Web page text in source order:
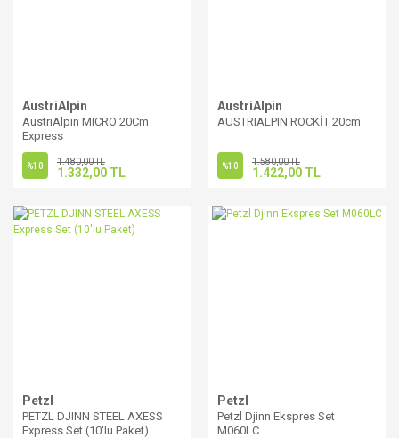
AustriAlpin
AustriAlpin MICRO 20Cm
Express
%10 1.480,00 TL
1.332,00 TL
AustriAlpin
AUSTRIALPIN ROCKİT 20cm
%10 1.580,00 TL
1.422,00 TL
Petzl
PETZL DJINN STEEL AXESS
Express Set (10'lu Paket)
Petzl
Petzl Djinn Ekspres Set
M060LC